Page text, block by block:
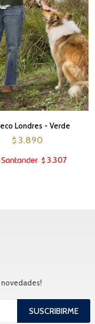
Londres - Verde
$ 3.890
$ 3.307
SUSCRIBIRME